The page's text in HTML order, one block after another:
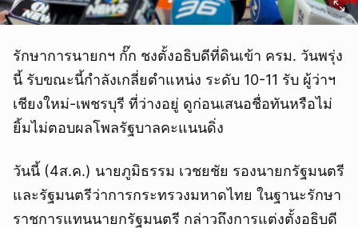
รักษาการนายกฯ กั๊ก ชงตั้งอธิบดีที่ดินเข้า ครม. วันพรุ่ง
นี้ รับขณะนี้กำลังเกลี่ยตำแหน่ง ระดับ 10-11 รับ ผู้ว่าฯ
เชียงใหม่-เพชรบุรี ที่ว่างอยู่ ดูก่อนเสนอชื่อทันหรือไม่
ยิ้มไม่ตอบผลโพลรัฐบาลคะแนนดิ่ง
วันนี้ (4ส.ค.) นายภูมิธรรม เวชยชัย รองนายกรัฐมนตรี
และรัฐมนตรีว่าการกระทรวงมหาดไทย ในฐานะรักษา
ราชการแทนนายกรัฐมนตรี กล่าวถึงการแต่งตั้งอธิบดี